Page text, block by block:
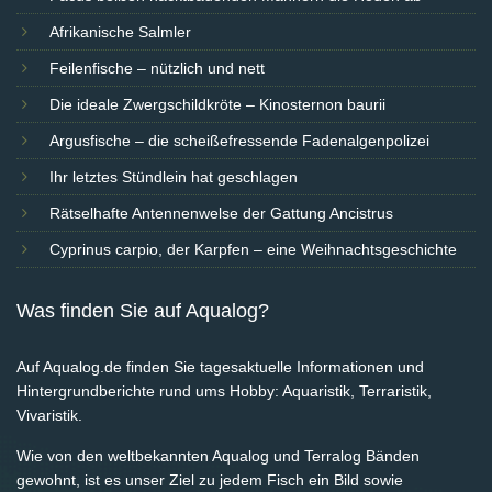
Afrikanische Salmler
Feilenfische – nützlich und nett
Die ideale Zwergschildkröte – Kinosternon baurii
Argusfische – die scheißefressende Fadenalgenpolizei
Ihr letztes Stündlein hat geschlagen
Rätselhafte Antennenwelse der Gattung Ancistrus
Cyprinus carpio, der Karpfen – eine Weihnachtsgeschichte
Was finden Sie auf Aqualog?
Auf Aqualog.de finden Sie tagesaktuelle Informationen und
Hintergrundberichte rund ums Hobby: Aquaristik, Terraristik,
Vivaristik.
Wie von den weltbekannten Aqualog und Terralog Bänden
gewohnt, ist es unser Ziel zu jedem Fisch ein Bild sowie